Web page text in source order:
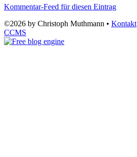
Kommentar-Feed für diesen Eintrag
©2026 by Christoph Muthmann • Kontakt
CCMS